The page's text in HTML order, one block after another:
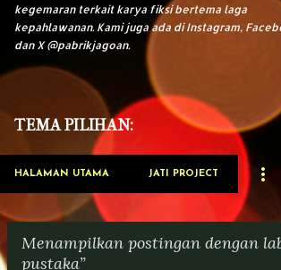
kegemaran terkait karya fiksi bertema laga
kepahlawanan. Kami juga ada di Instagram,
dan X @pabrikjagoan.
TEMA PILIHAN:
HALAMAN UTAMA JATI PROJECT
Menampilkan postingan dengan
pustaka